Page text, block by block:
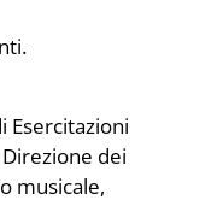
Esercitazioni
dei
musicale,